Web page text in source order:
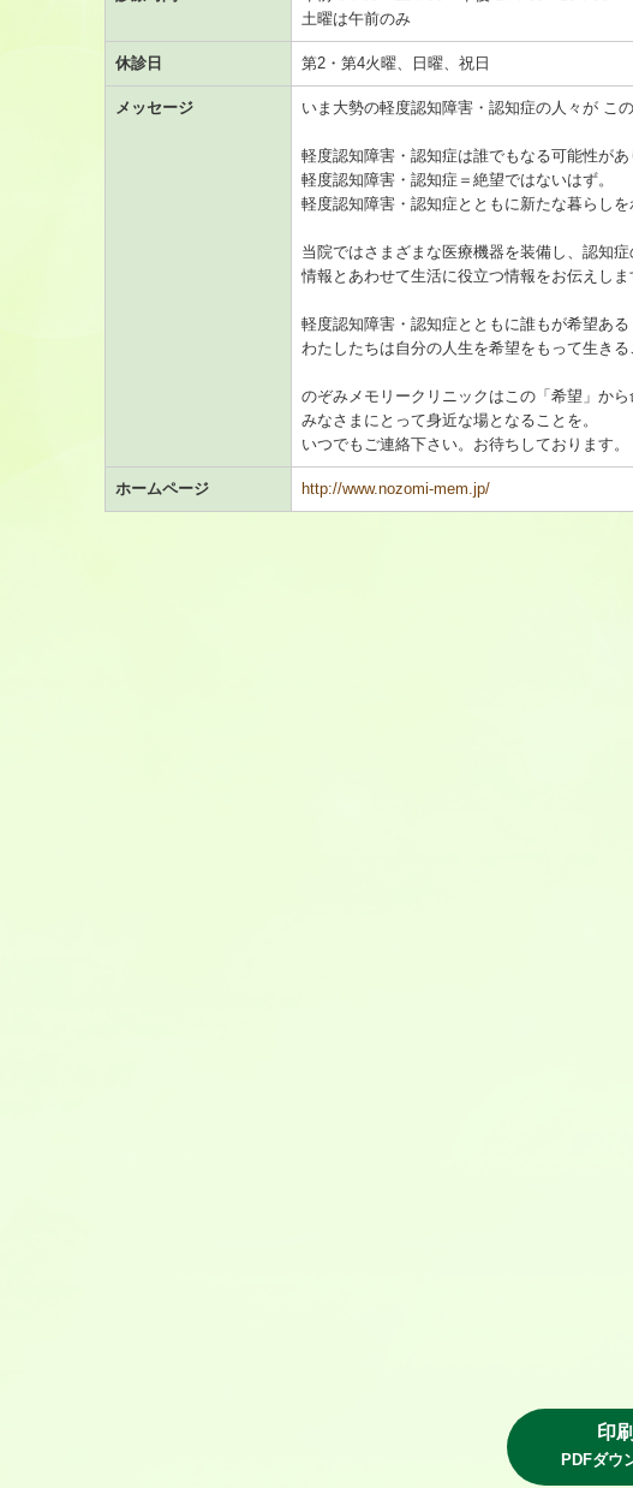
土曜は午前のみ
休診日 第2・第4火曜、日曜、祝日
メッセージ いま大勢の軽度認知障害・認知症の人々が こ
軽度認知障害・認知症は誰でもなる可能性があ
軽度認知障害・認知症＝絶望ではないはず。
軽度認知障害・認知症とともに新たな暮らしを
当院ではさまざまな医療機器を装備し、認知
情報とあわせて生活に役立つ情報をお伝えしま
軽度認知障害・認知症とともに誰もが希望ある
わたしたちは自分の人生を希望をもって生き
のぞみメモリークリニックはこの「希望」から
みなさまにとって身近な場となることを。
いつでもご連絡下さい。お待ちしております。
ホームページ http://www.nozomi-mem.jp/
印
PDFダウ